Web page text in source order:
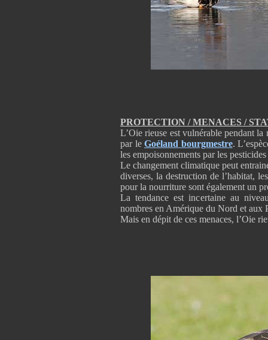
PROTECTION / MENACES /
L’Oie rieuse est vulnérable pendant
par le Goéland bourgmestre.
les empoisonnements par les
Le changement climatique peut
diverses, la destruction de l’habitat,
pour la nourriture sont également un
La tendance est incertaine au
nombres en Amérique du Nord et aux
Mais en dépit de ces menaces, l’Oie